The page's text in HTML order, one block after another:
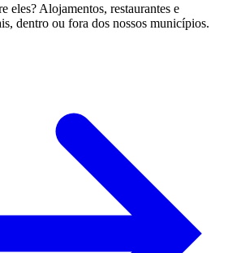
eles? Alojamentos, restaurantes e
dentro ou fora dos nossos municípios.